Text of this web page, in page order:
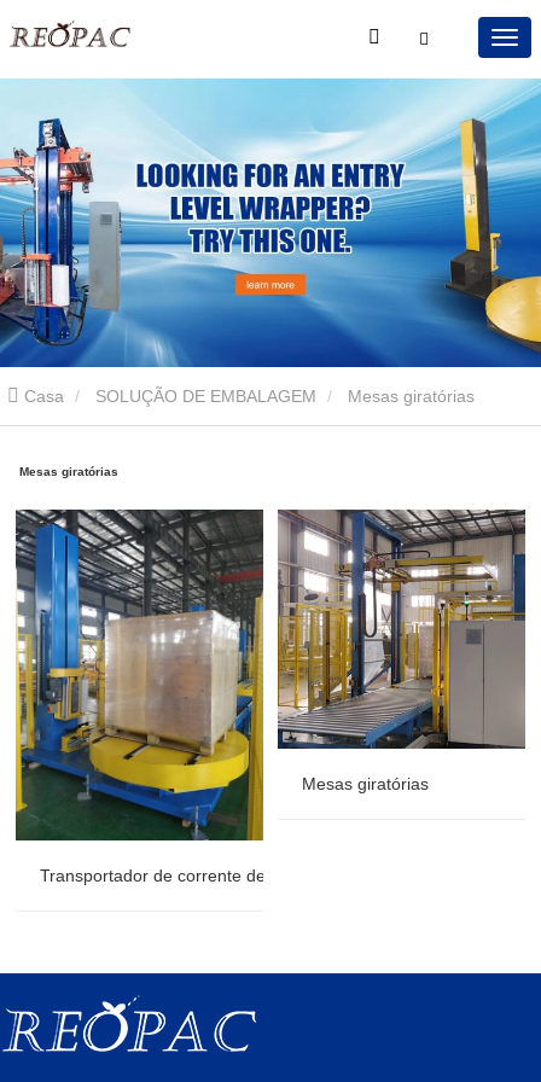
Casa SOLUÇÃO DE EMBALAGEM Mesas giratórias
Mesas giratórias
Transportador de corrente de invólucro giratória
Mesas giratórias